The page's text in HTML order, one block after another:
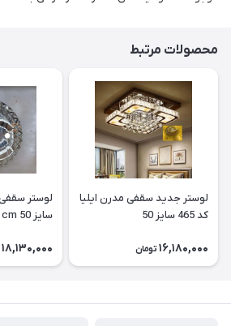
محصولات مرتبط
لوستر جدید سقفی مدرن ایلیا
کد 465 سایز 50
16,180,000 تومان
سایز 50 cm کد m105
18,130,000